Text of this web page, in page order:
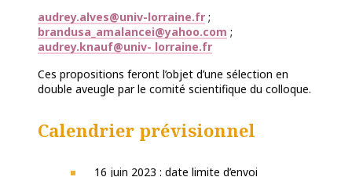
audrey.alves@univ-lorraine.fr ;
brandusa_amalancei@yahoo.com ;
audrey.knauf@univ- lorraine.fr
Ces propositions feront l’objet d’une sélection en
double aveugle par le comité scientifique du colloque.
Calendrier prévisionnel
16 juin 2023 : date limite d’envoi